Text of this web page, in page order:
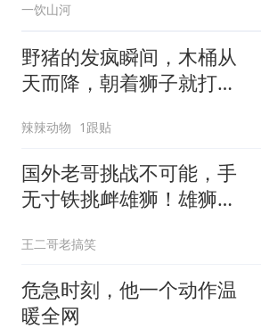
一饮山河
野猪的发疯瞬间，木桶从
天而降，朝着狮子就打去
辣辣动物 1跟贴
国外老哥挑战不可能，手
无寸铁挑衅雄狮！雄狮居
王二哥老搞笑
危急时刻，他一个动作温
暖全网